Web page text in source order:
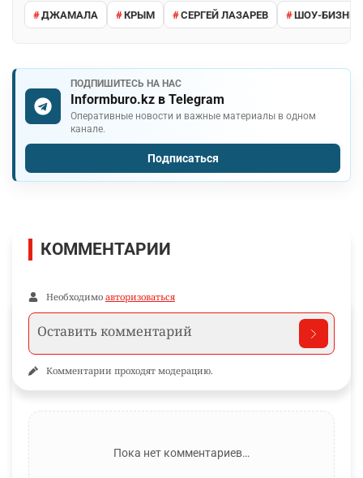
ДЖАМАЛА КРЫМ СЕРГЕЙ ЛАЗАРЕВ ШОУ-БИЗНЕС
ПОДПИШИТЕСЬ НА НАС
Informburo.kz в Telegram
Оперативные новости и важные материалы в одном
канале.
Подписаться
КОММЕНТАРИИ
Необходимо авторизоваться
Комментарии проходят модерацию.
Пока нет комментариев…